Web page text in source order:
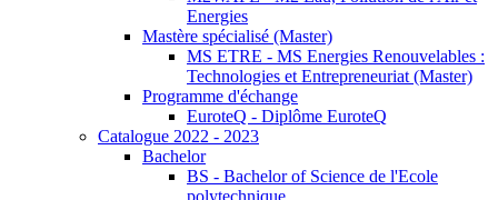
Energies
Mastère spécialisé (Master)
MS ETRE - MS Energies Renouvelables :
Technologies et Entrepreneuriat (Master)
Programme d'échange
EuroteQ - Diplôme EuroteQ
Catalogue 2022 - 2023
Bachelor
BS - Bachelor of Science de l'Ecole
polytechnique